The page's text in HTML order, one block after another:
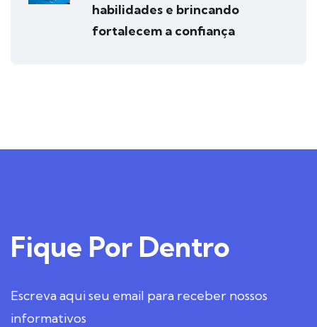
habilidades e brincando
fortalecem a confiança
Fique Por Dentro
Escreva aqui seu email para receber nossos
informativos